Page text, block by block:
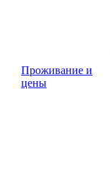
Проживание и
цены